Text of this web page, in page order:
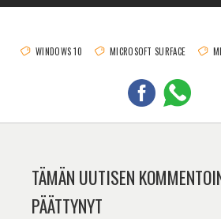
WINDOWS 10 MICROSOFT SURFACE
TÄMÄN UUTISEN
PÄÄTTYNYT